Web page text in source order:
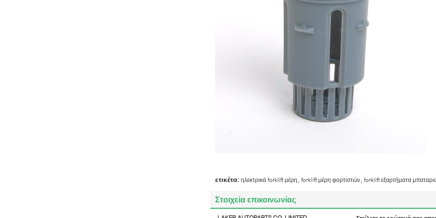
ετικέτα: ηλεκτρικά forklift μέρη forklift μέρη φορτιστών forklift εξαρτήματα
Στοιχεία επικοινωνίας